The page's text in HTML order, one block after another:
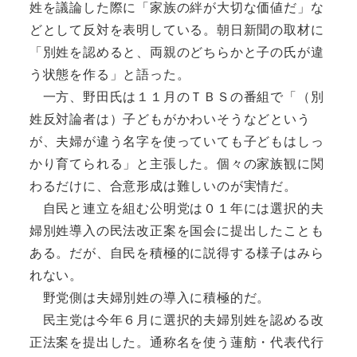
姓を議論した際に「家族の絆が大切な価値だ」な
どとして反対を表明している。朝日新聞の取材に
「別姓を認めると、両親のどちらかと子の氏が違
う状態を作る」と語った。
一方、野田氏は１１月のＴＢＳの番組で「（別
姓反対論者は）子どもがかわいそうなどという
が、夫婦が違う名字を使っていても子どもはしっ
かり育てられる」と主張した。個々の家族観に関
わるだけに、合意形成は難しいのが実情だ。
自民と連立を組む公明党は０１年には選択的夫
婦別姓導入の民法改正案を国会に提出したことも
ある。だが、自民を積極的に説得する様子はみら
れない。
野党側は夫婦別姓の導入に積極的だ。
民主党は今年６月に選択的夫婦別姓を認める改
正法案を提出した。通称名を使う蓮舫・代表代行